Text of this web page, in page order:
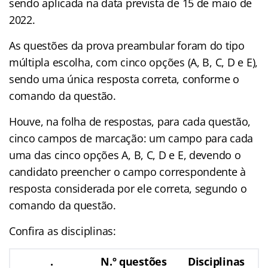
2022.
As questões da prova preambular foram do tipo
múltipla escolha, com cinco opções (A, B, C, D e E),
sendo uma única resposta correta, conforme o
comando da questão.
Houve, na folha de respostas, para cada questão,
cinco campos de marcação: um campo para cada
uma das cinco opções A, B, C, D e E, devendo o
candidato preencher o campo correspondente à
resposta considerada por ele correta, segundo o
comando da questão.
Confira as disciplinas:
. N.º questões Disciplinas